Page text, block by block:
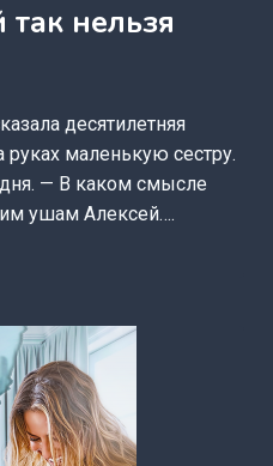
нельзя
десятилетняя
маленькую сестру.
— В каком смысле
ушам Алексей….